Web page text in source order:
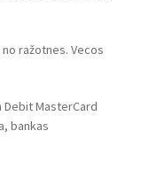
ražotnes. Vecos
Debit MasterCard
bankas